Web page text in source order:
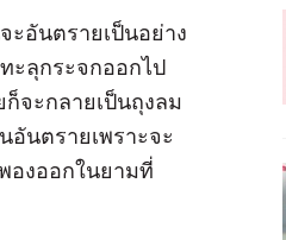
อันตรายเป็นอย่าง
ะลุกระจกออกไป
จะกลายเป็นถุงลม
นตรายเพราะจะ
องออกในยามที่